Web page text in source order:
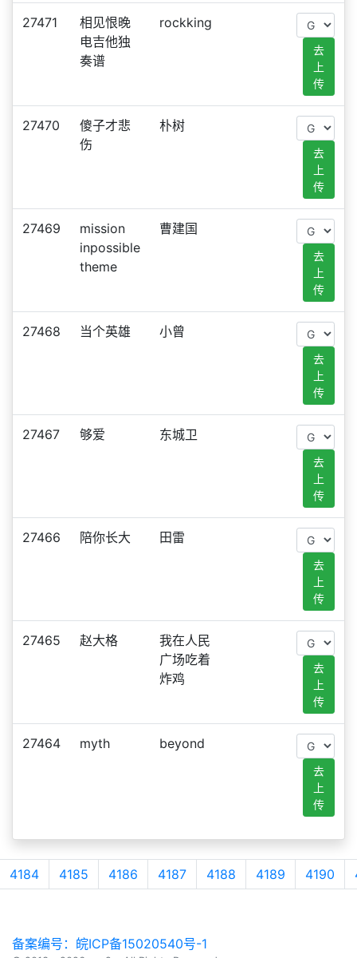
27471
相见恨晚
电吉他独
奏谱
rockking
去
上
传
27470
傻子才悲
伤
朴树
去
上
传
27469
mission
inpossible
theme
曹建国
去
上
传
27468 当个英雄 小曾
去
上
传
27467 够爱 东城卫
去
上
传
27466 陪你长大 田雷
去
上
传
27465 赵大格
我在人民
广场吃着
炸鸡
去
上
传
27464 myth beyond
去
上
传
4184 4185 4186 4187 4188 4189 4190
备案编号：皖ICP备15020540号-1